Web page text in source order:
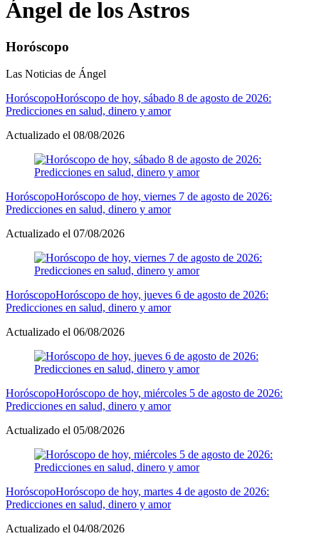
Ángel de los Astros
Horóscopo
Las Noticias de Ángel
HoróscopoHoróscopo de hoy, sábado 8 de agosto de 2026:
Predicciones en salud, dinero y amor
Actualizado el 08/08/2026
HoróscopoHoróscopo de hoy, viernes 7 de agosto de 2026:
Predicciones en salud, dinero y amor
Actualizado el 07/08/2026
HoróscopoHoróscopo de hoy, jueves 6 de agosto de 2026:
Predicciones en salud, dinero y amor
Actualizado el 06/08/2026
HoróscopoHoróscopo de hoy, miércoles 5 de agosto de 2026:
Predicciones en salud, dinero y amor
Actualizado el 05/08/2026
HoróscopoHoróscopo de hoy, martes 4 de agosto de 2026:
Predicciones en salud, dinero y amor
Actualizado el 04/08/2026